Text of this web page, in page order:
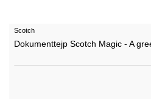
Scotch
Dokumenttejp Scotch Magic - A